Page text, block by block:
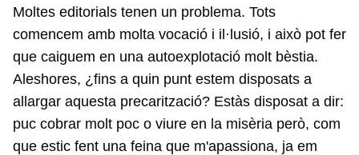
Moltes editorials tenen un problema. Tots
comencem amb molta vocació i il·lusió, i això pot fer
que caiguem en una autoexplotació molt bèstia.
Aleshores, ¿fins a quin punt estem disposats a
allargar aquesta precarització? Estàs disposat a dir:
puc cobrar molt poc o viure en la misèria però, com
que estic fent una feina que m'apassiona, ja em